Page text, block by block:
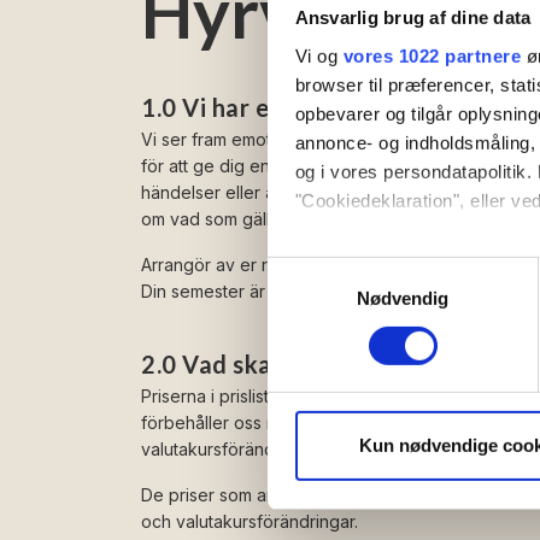
Ansvarlig brug af dine data
Vi og vores 1022 partnere
browser til præferencer,
opbevarer og tilgår
annonce- og
og i vores
"Cookiedeklaration", eller
Hvis du tillader det, vil vi
Indsamle præcise
Dine valg anvendes på hele
Vi bruger cookies til at
vores trafik. Vi deler også
Samtykkevalg
Nødvendig
Kun nødvendige
1.0 Vi har ett avtal
Vi ser fram emot att få välkomna dig till
för att ge dig en underbar semester. Det kan
händelser eller ändringar i semesterplanerna. För
om vad som gäller i dessa fall har vi skapat
Arrangör av er resa är A/S Team Bornholm, som
Din semester är därför i trygga händer hos oss.
2.0 Vad ska jag betala?
Priserna i prislistan anges i DKK, SEK eller EUR,
förbehåller oss rätten att göra ändringar på grund
valutakursförändringar utanför vår kontroll efter
De priser som anges på webbplatser och i tryckt
och valutakursförändringar.